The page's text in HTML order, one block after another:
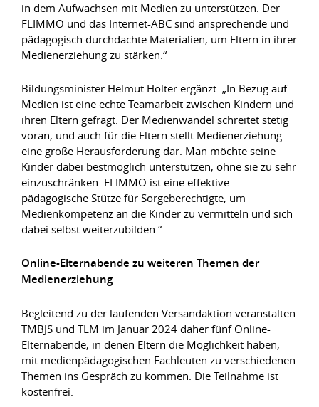
in dem Aufwachsen mit Medien zu unterstützen. Der
FLIMMO und das Internet-ABC sind ansprechende und
pädagogisch durchdachte Materialien, um Eltern in ihrer
Medienerziehung zu stärken.“
Bildungsminister Helmut Holter ergänzt: „In Bezug auf
Medien ist eine echte Teamarbeit zwischen Kindern und
ihren Eltern gefragt. Der Medienwandel schreitet stetig
voran, und auch für die Eltern stellt Medienerziehung
eine große Herausforderung dar. Man möchte seine
Kinder dabei bestmöglich unterstützen, ohne sie zu sehr
einzuschränken. FLIMMO ist eine effektive
pädagogische Stütze für Sorgeberechtigte, um
Medienkompetenz an die Kinder zu vermitteln und sich
dabei selbst weiterzubilden.“
Online-Elternabende zu weiteren Themen der
Medienerziehung
Begleitend zu der laufenden Versandaktion veranstalten
TMBJS und TLM im Januar 2024 daher fünf Online-
Elternabende, in denen Eltern die Möglichkeit haben,
mit medienpädagogischen Fachleuten zu verschiedenen
Themen ins Gespräch zu kommen. Die Teilnahme ist
kostenfrei.